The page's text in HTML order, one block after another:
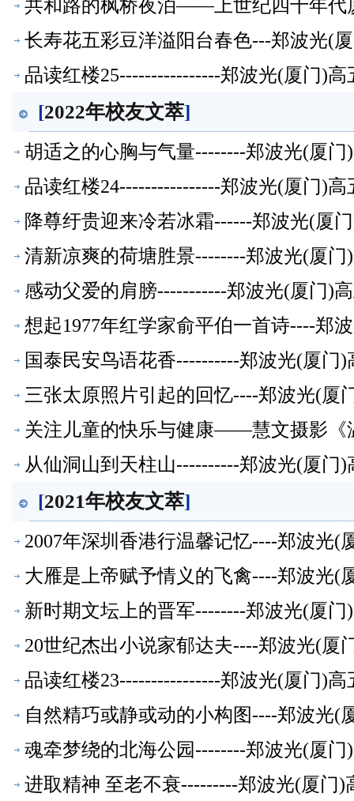
共和路的枫桥夜泊——上世纪四十年代
文萃】
长寿花五彩豆洋溢阳台春色---郑波光(
品读红楼25----------------郑波光(厦门)
[2022年校友文萃]
胡适之的心胸与气量--------郑波光(厦
品读红楼24----------------郑波光(厦门)
降尊纡贵迎来冷若冰霜------郑波光(厦
清新凉爽的荷塘胜景--------郑波光(厦
感动父爱的肩膀-----------郑波光(厦门)
想起1977年红学家俞平伯一首诗----郑
国泰民安鸟语花香----------郑波光(厦门
三张太原照片引起的回忆----郑波光(厦
关注儿童的快乐与健康——慧文摄影《
文萃】
从仙洞山到天柱山----------郑波光(厦门
[2021年校友文萃]
2007年深圳香港行温馨记忆----郑波光(
大雁是上帝赋予情义的飞禽----郑波光(
新时期文坛上的晋军--------郑波光(厦
20世纪杰出小说家郁达夫----郑波光(厦
品读红楼23----------------郑波光(厦门)
自然精巧或静或动的小构图----郑波光(
魂牵梦绕的北海公园--------郑波光(厦
进取精神 至老不衰---------郑波光(厦门)